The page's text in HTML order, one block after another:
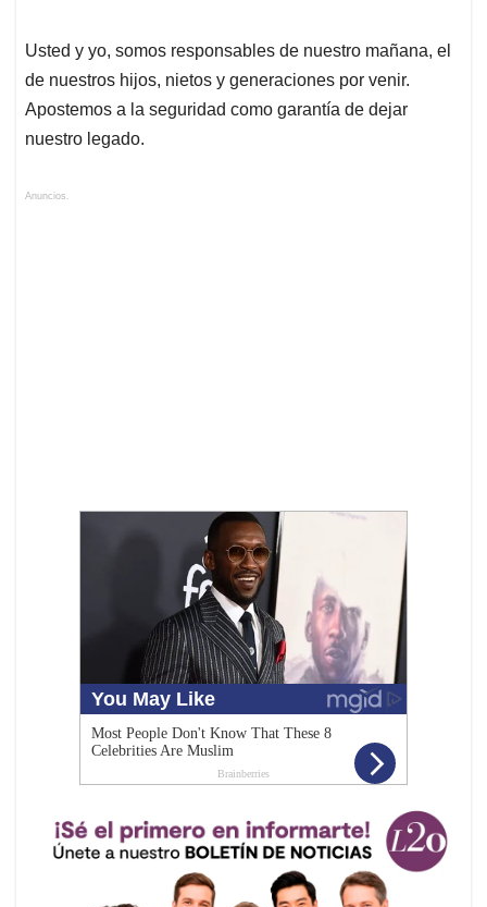
Usted y yo, somos responsables de nuestro mañana, el
de nuestros hijos, nietos y generaciones por venir.
Apostemos a la seguridad como garantía de dejar
nuestro legado.
Anuncios.